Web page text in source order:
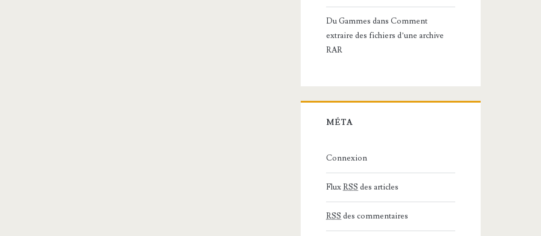
Du Gammes dansComment
extraire des fichiers d’une archive
RAR
MÉTA
Connexion
FluxRSS des articles
RSS des commentaires